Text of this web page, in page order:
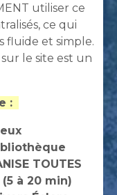
utiliser ce
ce qui
fluide et simple.
le site est un
:
TOUTES
à 20 min)